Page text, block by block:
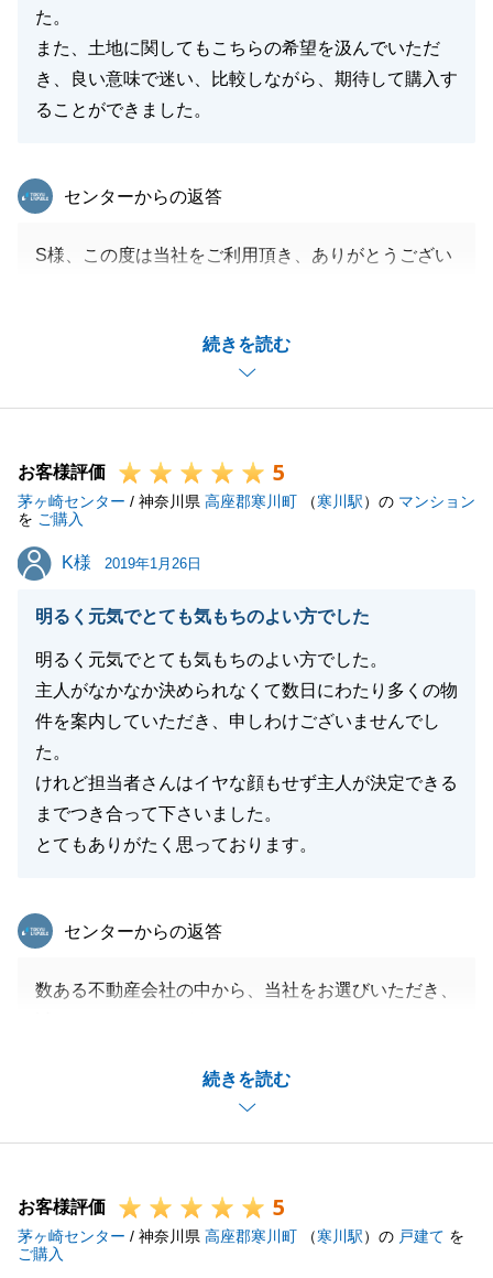
た。
また、土地に関してもこちらの希望を汲んでいただ
き、良い意味で迷い、比較しながら、期待して購入す
ることができました。
続きを読む
東急リバブル
センターからの返答
S様、この度は当社をご利用頂き、ありがとうござい
竣工しましたら、ぜひご挨拶に伺わせてください。
今後ともよろしくお願い致します。
閉じる
お客様評価 5
茅ヶ崎センター / 神奈川県 高座郡寒川町 （寒川駅）の マンション
を ご購入
K様
K様 2019年1月26日
明るく元気でとても気もちのよい方でした
明るく元気でとても気もちのよい方でした。
主人がなかなか決められなくて数日にわたり多くの物
件を案内していただき、申しわけございませんでし
た。
けれど担当者さんはイヤな顔もせず主人が決定できる
までつき合って下さいました。
とてもありがたく思っております。
続きを読む
東急リバブル
センターからの返答
数ある不動産会社の中から、当社をお選びいただき、
が、お気に召して頂ける物件をご紹介する事ができ、
私も非常に嬉しく思っております。
現在も室内のリフォーム施工中かと思います。完成を
また機会がございましたら、売買だけでなく不動産に
係る全般について、お気軽にご相談頂ければ幸いでご
ざいます。
お客様評価 5
茅ヶ崎センター / 神奈川県 高座郡寒川町 （寒川駅）の 戸建て を
ご購入